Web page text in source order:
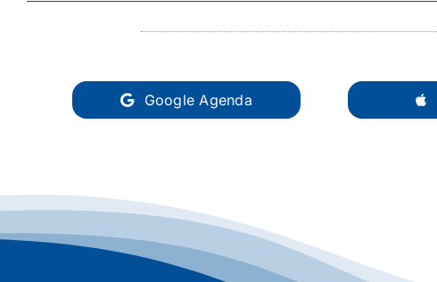
Google Agenda